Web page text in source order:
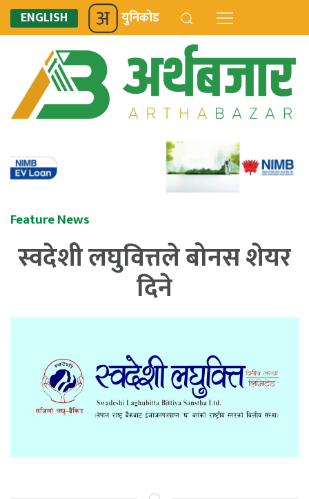
ENGLISH युनिकोड
Feature News
स्वदेशी लघुवित्तले बोनस शेयर
दिने